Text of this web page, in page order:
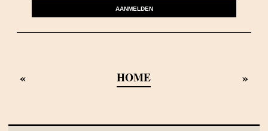
AANMELDEN
« HOME »